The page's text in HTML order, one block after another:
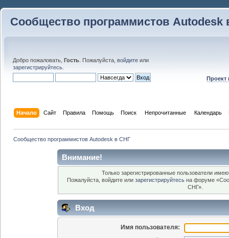
Сообщество программистов Autodesk
Добро пожаловать, Гость . Пожалуйста, войдите или
зарегистрируйтесь
Проект
Начало Сайт Правила Помощь Поиск Непрочитанные Календарь
Сообщество программистов Autodesk в СНГ
Внимание!
Только зарегистрированные пользователи
Пожалуйста, войдите или зарегистрируйтесь на форуме
СНГ».
Вход
Имя пользователя: